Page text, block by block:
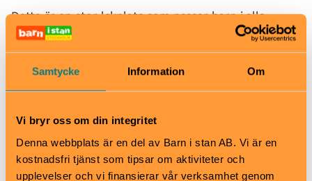
Samtycke Information Om
Vi bryr oss om din integritet
Denna webbplats är en del av Barn i stan AB. Vi är en
kostnadsfri tjänst som tipsar om aktiviteter och
upplevelser och vi finansierar vår verksamhet genom
Detta är en stor lekplats som passar barn i alla
åldrar. På lekplatsen finns klätterställningar,
rutschkanor, gungor, lekstugor, sandlåda, bandyplan,
Under verksamhetstid finns det även en mängd löst
under vintern pulkor och åkmadrasser. Det finns
När